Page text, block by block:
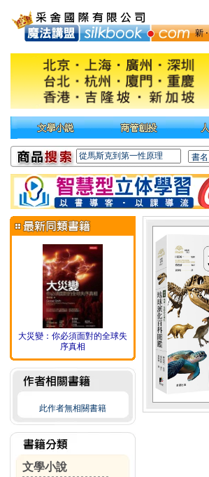
大災變：你必須面對的全球失
序真相
此作者無相關書籍
文學小說